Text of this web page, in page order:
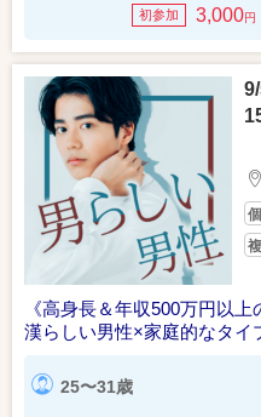
初参加 3,000円
《高身長＆年収500万円以上
漢らしい男性×家庭的なタイ
25〜31歳